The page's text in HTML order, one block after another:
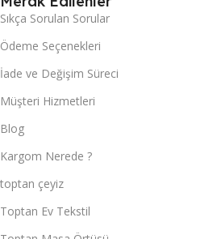
Sıkça Sorulan Sorular
Ödeme Seçenekleri
İade ve Değişim Süreci
Müşteri Hizmetleri
Blog
Kargom Nerede ?
toptan çeyiz
Toptan Ev Tekstil